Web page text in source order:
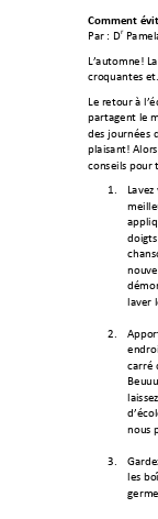
Comment
Par : Dr
L’automne!
croquantes
Le retour à
partagent le
des journées
plaisant!
conseils pour
1. Lavez
laver
2.
carré
nous
3.
les